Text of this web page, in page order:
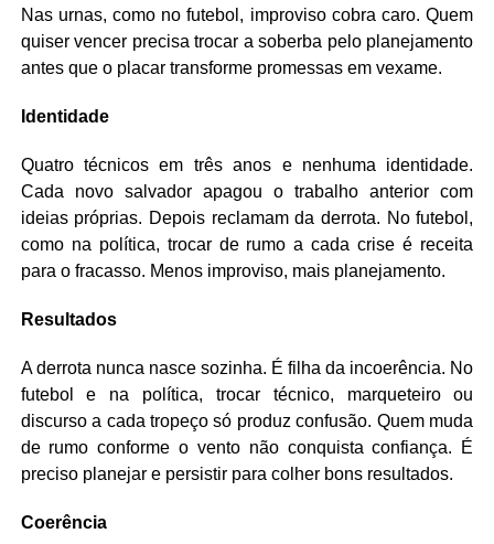
Nas urnas, como no futebol, improviso cobra caro. Quem
quiser vencer precisa trocar a soberba pelo planejamento
antes que o placar transforme promessas em vexame.
Identidade
Quatro técnicos em três anos e nenhuma identidade.
Cada novo salvador apagou o trabalho anterior com
ideias próprias. Depois reclamam da derrota. No futebol,
como na política, trocar de rumo a cada crise é receita
para o fracasso. Menos improviso, mais planejamento.
Resultados
A derrota nunca nasce sozinha. É filha da incoerência. No
futebol e na política, trocar técnico, marqueteiro ou
discurso a cada tropeço só produz confusão. Quem muda
de rumo conforme o vento não conquista confiança. É
preciso planejar e persistir para colher bons resultados.
Coerência